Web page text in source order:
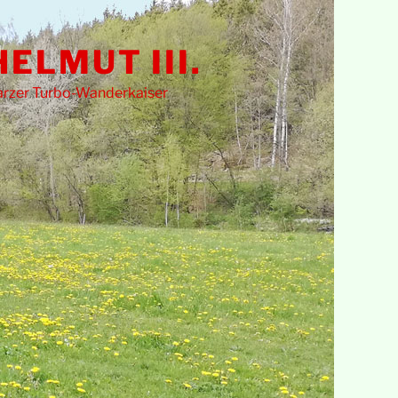
III.
Turbo-Wanderkaiser